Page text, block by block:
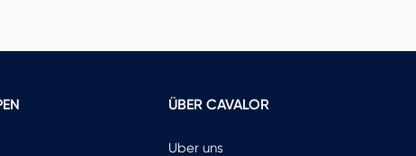
ÜBER CAVALOR
Uber uns